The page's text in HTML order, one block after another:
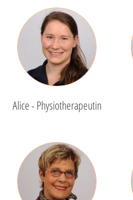
Alice - Physiotherapeutin